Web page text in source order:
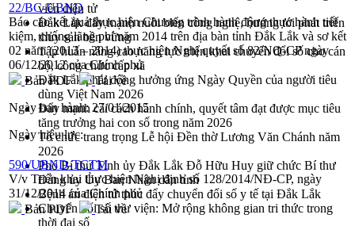
viên điện tử
Đắk Lắk đẩy mạnh nuôi biển công nghệ, hướng tới phát triển
thủy sản bền vững
Tập huấn nâng cao năng lực triển khai chuyển đổi số cho cán
bộ, công chức cấp xã
Đắk Lắk phát động hưởng ứng Ngày Quyền của người tiêu
dùng Việt Nam 2026
Đẩy mạnh cải cách hành chính, quyết tâm đạt được mục tiêu
tăng trưởng hai con số trong năm 2026
Tổ chức trang trọng Lễ hội Đền thờ Lương Văn Chánh năm
2026
Phó Bí thư Tỉnh ủy Đắk Lắk Đỗ Hữu Huy giữ chức Bí thư
Đảng ủy Ủy Ban Nhân dân tỉnh
Bệnh án điện tử thúc đẩy chuyển đổi số y tế tại Đắk Lắk
Chuyển đổi số thư viện: Mở rộng không gian tri thức trong
thời đại số
22/BC-UBND
Báo cáo kết quả thực hiện Chương trình hành động thực hành tiết
kiệm, chống lãng phí năm 2014 trên địa bàn tỉnh Đắk Lắk và sơ kết
02 năm (2013 – 2014) thực hiện Nghị quyết số 82/NQ-CP ngày
06/12/2012 của Chính phủ
Bản PDF
Tải về
Ngày ban hành:27/01/2015
Ngày hiệu lực:
590/UBND-TCTM
V/v Triển khai thực hiện Nghị định số 128/2014/NĐ-CP, ngày
31/12/2014 của Chính phủ
Bản PDF
Tải về